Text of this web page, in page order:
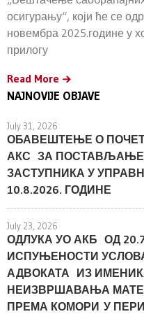
осигурању“, који ће се
новембра 2025.године у
прилогу
Read More
NAJNOVIJE OBJAVE
July 31, 2026
ОБАВЕШТЕЊЕ О
АКС ЗА
ЗАСТУПНИКА У
10.8.2026. ГОДИНЕ
July 23, 2026
ОДЛУКА УО АКБ ОД
ИСПУЊЕНОСТИ
АДВОКАТА ИЗ
НЕИЗВРШАВАЊА
ПРЕМА КОМОРИ У